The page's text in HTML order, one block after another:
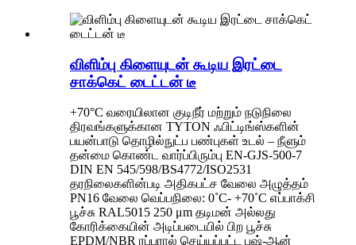
விளிம்பு கிளையுடன் கூடிய இரட்டை
சாக்கெட் டைட்டன் டீ
+70°C வரையிலான குடிநீர் மற்றும் நடுநிலை
திரவங்களுக்கான TYTON ஃபிட்டிங்ஸ்களின்
பயன்பாடு தொழில்நுட்ப பண்புகள் உடல் – நீளும்
தன்மை கொண்ட வார்ப்பிரும்பு EN-GJS-500-7
DIN EN 545/598/BS4772/ISO2531
தரநிலைகளின்படி அதிகபட்ச வேலை அழுத்தம்
PN16 வேலை வெப்பநிலை: 0˚C- +70˚C எப்பாக்சி
பூச்சு RAL5015 250 μm தடிமன் அல்லது
கோரிக்கையின் அடிப்படையில் பிற பூச்சு
EPDM/NBR ரப்பரால் செய்யப்பட்ட புஷ்-ஆன்